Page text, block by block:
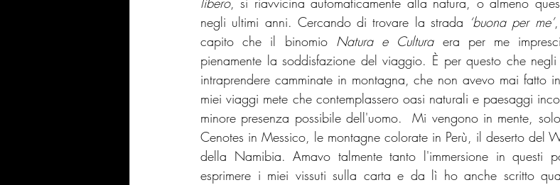
negli ultimi anni. Cercando di trovare la strada ‘buona per me’
capito che il binomio Natura e Cultura era per me
pienamente la soddisfazione del viaggio. È per questo che
intraprendere camminate in montagna, che non avevo mai fatto
miei viaggi mete che contemplassero oasi naturali e paesaggi
minore presenza possibile dell'uomo.  Mi vengono in mente,
Cenotes in Messico, le montagne colorate in Perù, il deserto del
della Namibia. Amavo talmente tanto l'immersione in questi
esprimere i miei vissuti sulla carta e da lì ho anche scritto